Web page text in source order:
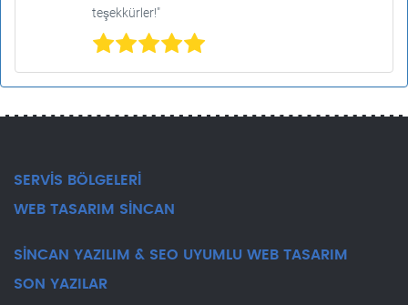
teşekkürler!"
SERVİS BÖLGELERİ
WEB TASARIM SİNCAN
SİNCAN YAZILIM & SEO UYUMLU WEB TASARIM
SON YAZILAR